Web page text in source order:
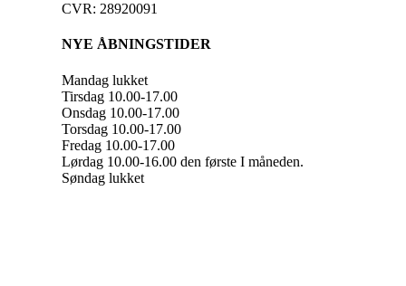
CVR: 28920091
NYE ÅBNINGSTIDER
Mandag lukket
Tirsdag 10.00-17.00
Onsdag 10.00-17.00
Torsdag 10.00-17.00
Fredag 10.00-17.00
Lørdag 10.00-16.00 den første I måneden.
Søndag lukket